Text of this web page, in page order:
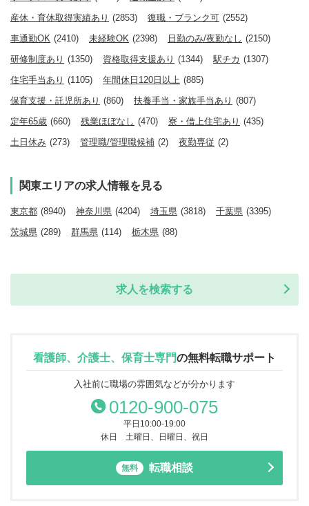
産休・育休取得実績あり (2853) 復職・ブランク可 (2552)
車通勤OK (2410) 未経験OK (2398) 日勤のみ/夜勤なし (2150)
研修制度あり (1350) 資格取得支援あり (1344) 駅チカ (1307)
住宅手当あり (1105) 年間休日120日以上 (885)
保育支援・託児所あり (860) 扶養手当・家族手当あり (807)
定年65歳 (660) 残業ほぼなし (470) 寮・借上住宅あり (435)
土日休み (273) 管理職/管理職候補 (2) 夜勤専従 (2)
関東エリアの求人情報を見る
東京都 (8940) 神奈川県 (4204) 埼玉県 (3818) 千葉県 (3395)
茨城県 (289) 群馬県 (114) 栃木県 (88)
求人を検索する
看護師、介護士、保育士専門の無料転職サポート
入社前に職場の雰囲気などが分かります
0120-900-075
平日10:00-19:00
休日 土曜日、日曜日、祝日
無料 転職相談